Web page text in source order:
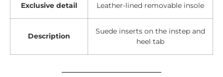
Exclusive detail Leather-lined removable insole
Description
Suede inserts on the instep and
heel tab